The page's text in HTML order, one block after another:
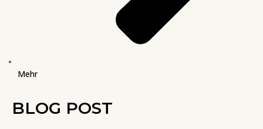
Mehr
BLOG POST